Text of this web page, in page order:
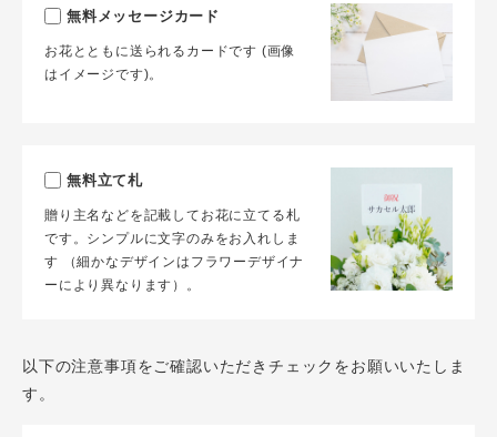
無料メッセージカード
お花とともに送られるカードです (画像
はイメージです)。
無料立て札
贈り主名などを記載してお花に立てる札
です。シンプルに文字のみをお入れしま
す （細かなデザインはフラワーデザイナ
ーにより異なります）。
以下の注意事項をご確認いただきチェックをお願いいたしま
す。